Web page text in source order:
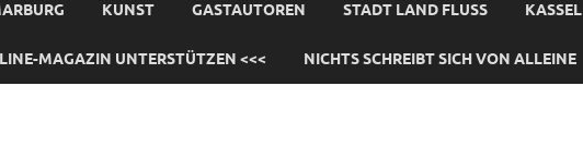
KUNST GASTAUTOREN STADT LAND FLUSS KASSEL
MAGAZIN UNTERSTÜTZEN <<< NICHTS SCHREIBT SICH VON ALLEINE